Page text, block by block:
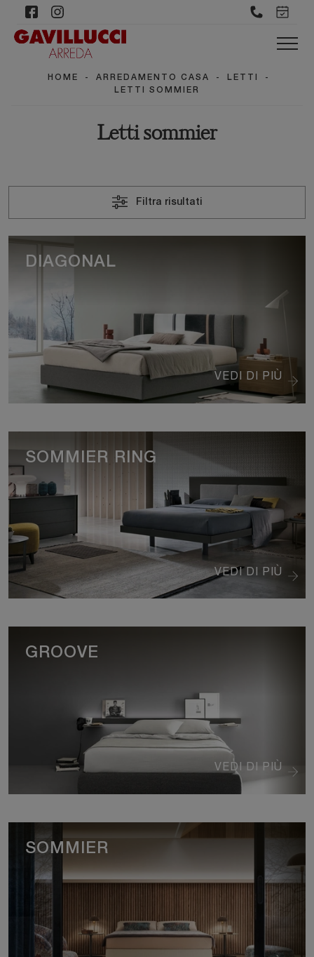
HOME - ARREDAMENTO CASA - LETTI
-
LETTI SOMMIER
Letti sommier
Filtra risultati
VEDI DI PIÙ
DIAGONAL
VEDI DI PIÙ
SOMMIER RING
VEDI DI PIÙ
GROOVE
SOMMIER